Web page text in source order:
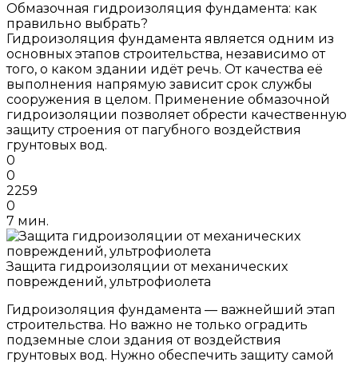
Обмазочная гидроизоляция фундамента: как
правильно выбрать?
Гидроизоляция фундамента является одним из
основных этапов строительства, независимо от
того, о каком здании идёт речь. От качества её
выполнения напрямую зависит срок службы
сооружения в целом. Применение обмазочной
гидроизоляции позволяет обрести качественную
защиту строения от пагубного воздействия
грунтовых вод.
0
0
2259
0
7 мин.
Защита гидроизоляции от механических
повреждений, ультрофиолета
Гидроизоляция фундамента — важнейший этап
строительства. Но важно не только оградить
подземные слои здания от воздействия
грунтовых вод. Нужно обеспечить защиту самой